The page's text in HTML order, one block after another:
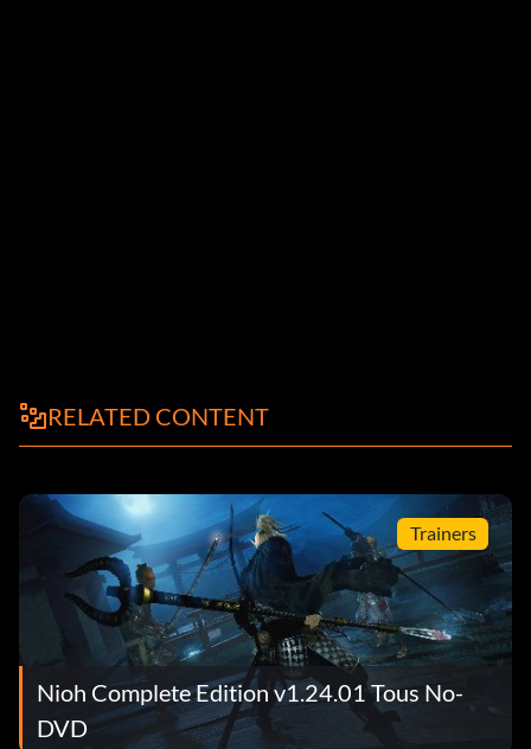
RELATED CONTENT
Trainers
Nioh Complete Edition v1.24.01 Tous No-
DVD